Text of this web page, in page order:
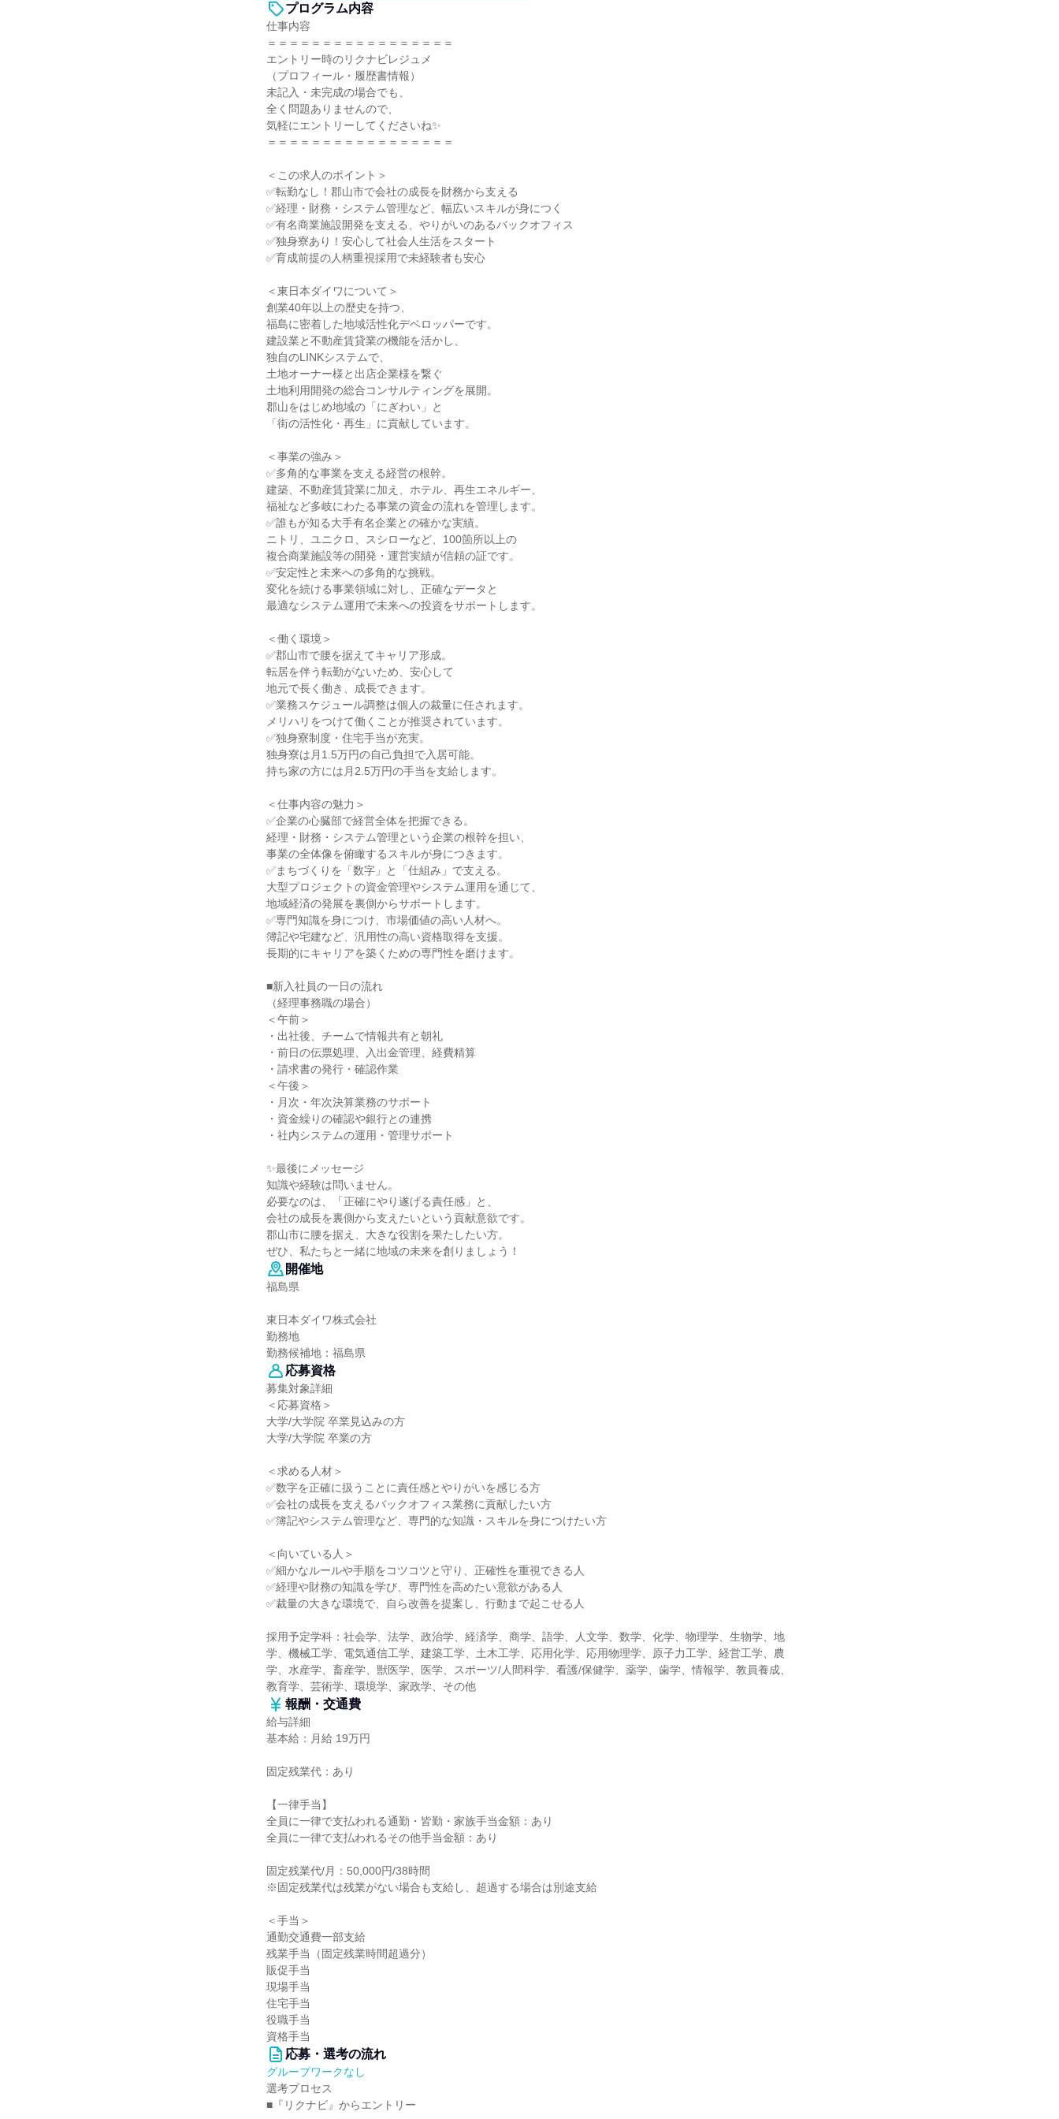
プログラム内容
仕事内容
＝＝＝＝＝＝＝＝＝＝＝＝＝＝＝＝＝
エントリー時のリクナビレジュメ
（プロフィール・履歴書情報）
未記入・未完成の場合でも、
全く問題ありませんので、
気軽にエントリーしてくださいね✨
＝＝＝＝＝＝＝＝＝＝＝＝＝＝＝＝＝
＜この求人のポイント＞
✅転勤なし！郡山市で会社の成長を財務から支える
✅経理・財務・システム管理など、幅広いスキルが身につく
✅有名商業施設開発を支える、やりがいのあるバックオフィス
✅独身寮あり！安心して社会人生活をスタート
✅育成前提の人柄重視採用で未経験者も安心
＜東日本ダイワについて＞
創業40年以上の歴史を持つ、
福島に密着した地域活性化デベロッパーです。
建設業と不動産賃貸業の機能を活かし、
独自のLINKシステムで、
土地オーナー様と出店企業様を繋ぐ
土地利用開発の総合コンサルティングを展開。
郡山をはじめ地域の「にぎわい」と
「街の活性化・再生」に貢献しています。
＜事業の強み＞
✅多角的な事業を支える経営の根幹。
建築、不動産賃貸業に加え、ホテル、再生エネルギー、
福祉など多岐にわたる事業の資金の流れを管理します。
✅誰もが知る大手有名企業との確かな実績。
ニトリ、ユニクロ、スシローなど、100箇所以上の
複合商業施設等の開発・運営実績が信頼の証です。
✅安定性と未来への多角的な挑戦。
変化を続ける事業領域に対し、正確なデータと
最適なシステム運用で未来への投資をサポートします。
＜働く環境＞
✅郡山市で腰を据えてキャリア形成。
転居を伴う転勤がないため、安心して
地元で長く働き、成長できます。
✅業務スケジュール調整は個人の裁量に任されます。
メリハリをつけて働くことが推奨されています。
✅独身寮制度・住宅手当が充実。
独身寮は月1.5万円の自己負担で入居可能。
持ち家の方には月2.5万円の手当を支給します。
＜仕事内容の魅力＞
✅企業の心臓部で経営全体を把握できる。
経理・財務・システム管理という企業の根幹を担い、
事業の全体像を俯瞰するスキルが身につきます。
✅まちづくりを「数字」と「仕組み」で支える。
大型プロジェクトの資金管理やシステム運用を通じて、
地域経済の発展を裏側からサポートします。
✅専門知識を身につけ、市場価値の高い人材へ。
簿記や宅建など、汎用性の高い資格取得を支援。
長期的にキャリアを築くための専門性を磨けます。
■新入社員の一日の流れ
（経理事務職の場合）
＜午前＞
・出社後、チームで情報共有と朝礼
・前日の伝票処理、入出金管理、経費精算
・請求書の発行・確認作業
＜午後＞
・月次・年次決算業務のサポート
・資金繰りの確認や銀行との連携
・社内システムの運用・管理サポート
✨最後にメッセージ
知識や経験は問いません。
必要なのは、「正確にやり遂げる責任感」と、
会社の成長を裏側から支えたいという貢献意欲です。
郡山市に腰を据え、大きな役割を果たしたい方。
ぜひ、私たちと一緒に地域の未来を創りましょう！
開催地
福島県
東日本ダイワ株式会社
勤務地
勤務候補地：福島県
応募資格
募集対象詳細
＜応募資格＞
大学/大学院 卒業見込みの方
大学/大学院 卒業の方
＜求める人材＞
✅数字を正確に扱うことに責任感とやりがいを感じる方
✅会社の成長を支えるバックオフィス業務に貢献したい方
✅簿記やシステム管理など、専門的な知識・スキルを身につけたい方
＜向いている人＞
✅細かなルールや手順をコツコツと守り、正確性を重視できる人
✅経理や財務の知識を学び、専門性を高めたい意欲がある人
✅裁量の大きな環境で、自ら改善を提案し、行動まで起こせる人
採用予定学科：社会学、法学、政治学、経済学、商学、語学、人文学、数学、化学、物理学、生物学、地
学、機械工学、電気通信工学、建築工学、土木工学、応用化学、応用物理学、原子力工学、経営工学、農
学、水産学、畜産学、獣医学、医学、スポーツ/人間科学、看護/保健学、薬学、歯学、情報学、教員養成、
教育学、芸術学、環境学、家政学、その他
報酬・交通費
給与詳細
基本給：月給 19万円
固定残業代：あり
【一律手当】
全員に一律で支払われる通勤・皆勤・家族手当金額：あり
全員に一律で支払われるその他手当金額：あり
固定残業代/月：50,000円/38時間
※固定残業代は残業がない場合も支給し、超過する場合は別途支給
＜手当＞
通勤交通費一部支給
残業手当（固定残業時間超過分）
販促手当
現場手当
住宅手当
役職手当
資格手当
応募・選考の流れ
グループワークなし
選考プロセス
■『リクナビ』からエントリー